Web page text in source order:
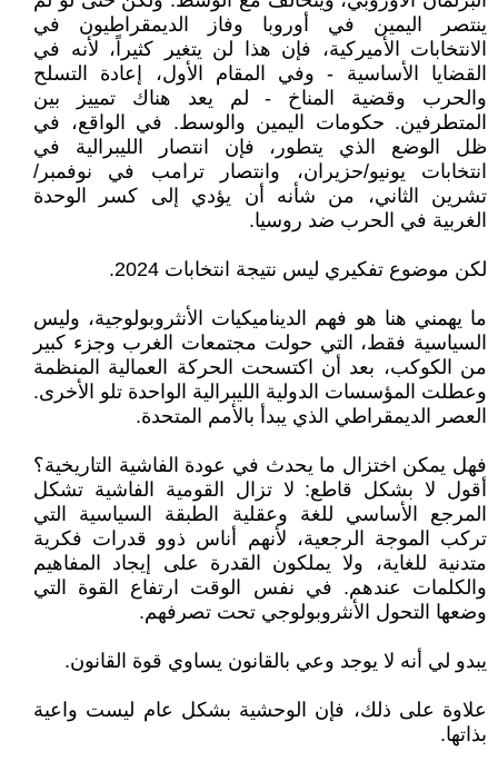
ينتصر اليمين في أوروبا وفاز الديمقراطيون في
الانتخابات الأميركية، فإن هذا لن يتغير كثيراً، لأنه في
القضايا الأساسية - وفي المقام الأول، إعادة التسلح
والحرب وقضية المناخ - لم يعد هناك تمييز بين
المتطرفين. حكومات اليمين والوسط. في الواقع، في
ظل الوضع الذي يتطور، فإن انتصار الليبرالية في
انتخابات يونيو/حزيران، وانتصار ترامب في نوفمبر/
تشرين الثاني، من شأنه أن يؤدي إلى كسر الوحدة
الغربية في الحرب ضد روسيا.
لكن موضوع تفكيري ليس نتيجة انتخابات 2024.
ما يهمني هنا هو فهم الديناميكيات الأنثروبولوجية، وليس
السياسية فقط، التي حولت مجتمعات الغرب وجزء كبير
من الكوكب، بعد أن اكتسحت الحركة العمالية المنظمة
وعطلت المؤسسات الدولية الليبرالية الواحدة تلو الأخرى.
العصر الديمقراطي الذي يبدأ بالأمم المتحدة.
فهل يمكن اختزال ما يحدث في عودة الفاشية التاريخية؟
أقول لا بشكل قاطع: لا تزال القومية الفاشية تشكل
المرجع الأساسي للغة وعقلية الطبقة السياسية التي
تركب الموجة الرجعية، لأنهم أناس ذوو قدرات فكرية
متدنية للغاية، ولا يملكون القدرة على إيجاد المفاهيم
والكلمات عندهم. في نفس الوقت ارتفاع القوة التي
وضعها التحول الأنثروبولوجي تحت تصرفهم.
يبدو لي أنه لا يوجد وعي بالقانون يساوي قوة القانون.
علاوة على ذلك، فإن الوحشية بشكل عام ليست واعية
بذاتها.